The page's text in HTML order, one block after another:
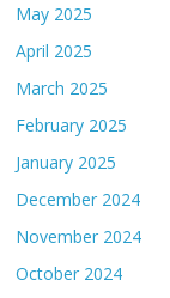
May 2025
April 2025
March 2025
February 2025
January 2025
December 2024
November 2024
October 2024